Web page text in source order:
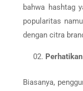
bahwa hashtag
popularitas
dengan citra
Biasanya,